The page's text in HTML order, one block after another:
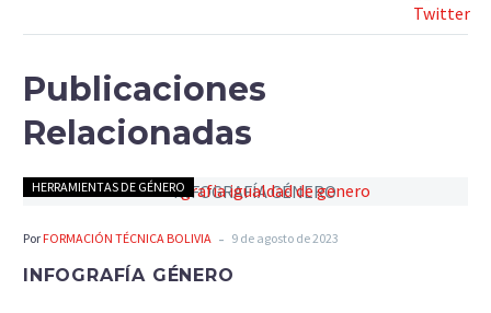
DEL
CUIDADO,
Publicaciones
Relacionadas
HERRAMIENTAS DE GÉNERO
Por FORMACIÓN TÉCNICA BOLIVIA - 9 de agosto de 2023
INFOGRAFÍA GÉNERO